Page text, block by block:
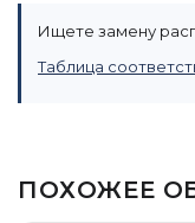
Ищете замену
Таблица
ПОХОЖЕЕ